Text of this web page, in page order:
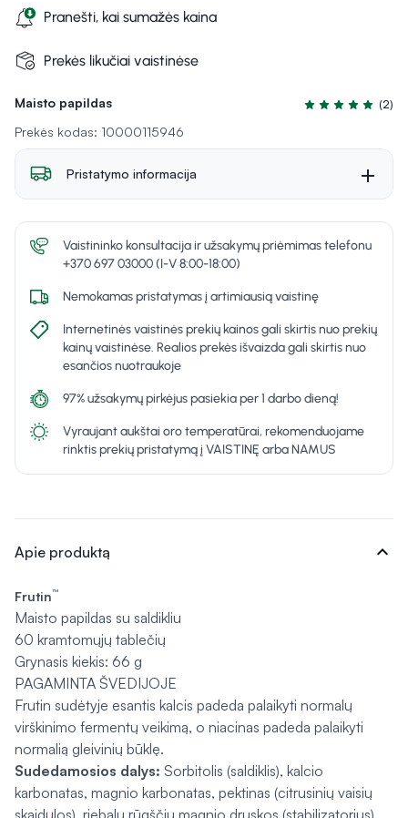
Maisto papildas
Įvertinimas 5.0
(2)
Prekės kodas: 10000115946
Pranešti, kai sumažės kaina
Prekės likučiai vaistinėse
Pristatymo informacija
Vaistininko konsultacija ir užsakymų priėmimas telefonu
+370 697 03000 (I-V 8:00-18:00)
Nemokamas pristatymas į artimiausią vaistinę
Internetinės vaistinės prekių kainos gali skirtis nuo prekių
kainų vaistinėse. Realios prekės išvaizda gali skirtis nuo
esančios nuotraukoje
97% užsakymų pirkėjus pasiekia per 1 darbo dieną!
Vyraujant aukštai oro temperatūrai, rekomenduojame
rinktis prekių pristatymą į VAISTINĘ arba NAMUS
Apie produktą expand_more
Frutin™
Maisto papildas su saldikliu
60 kramtomųjų tablečių
Grynasis kiekis: 66 g
PAGAMINTA ŠVEDIJOJE
Frutin sudėtyje esantis kalcis padeda palaikyti normalų
virškinimo fermentų veikimą, o niacinas padeda palaikyti
normalią gleivinių būklę.
Sudedamosios dalys: Sorbitolis (saldiklis), kalcio
karbonatas, magnio karbonatas, pektinas (citrusinių vaisių
skaidulos), riebalų rūgščių magnio druskos (stabilizatorius),